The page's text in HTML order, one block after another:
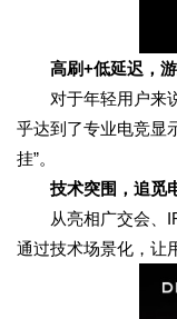
高刷+低延迟，
对于年轻用户来
乎达到了专业电竞显
挂”。
技术突围，追觅
从亮相广交会、
通过技术场景化，让